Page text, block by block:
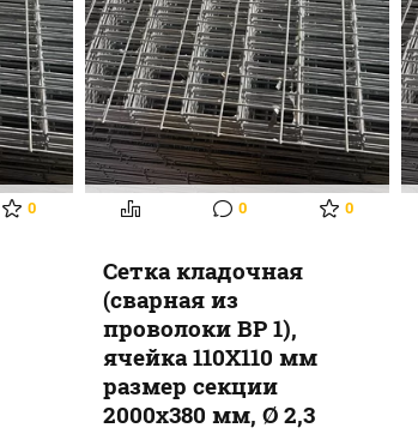
0 0 0
Сетка кладочная
(сварная из
проволоки ВР 1),
ячейка 110Х110 мм
размер секции
2000х380 мм, Ø 2,3